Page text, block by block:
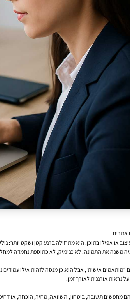
אתרים
או אפילו בתוכן. היא מתחילה ברגע קטן ושקט
משנה את התמונה. לא כגימיק, לא כתוספת נחמדה
אישית”, אבל הוא כן מנסה לזהות אילו עמודים
נראות אורגנית לאורך זמן.
תשובה, ביטחון, השוואה, מחיר, הוכחה, או